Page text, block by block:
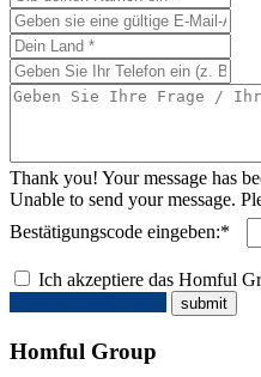
Thank you! Your message has
Unable to send your message.
Bestätigungscode eingeben:*
Ich akzeptiere das Homful
Homful Group